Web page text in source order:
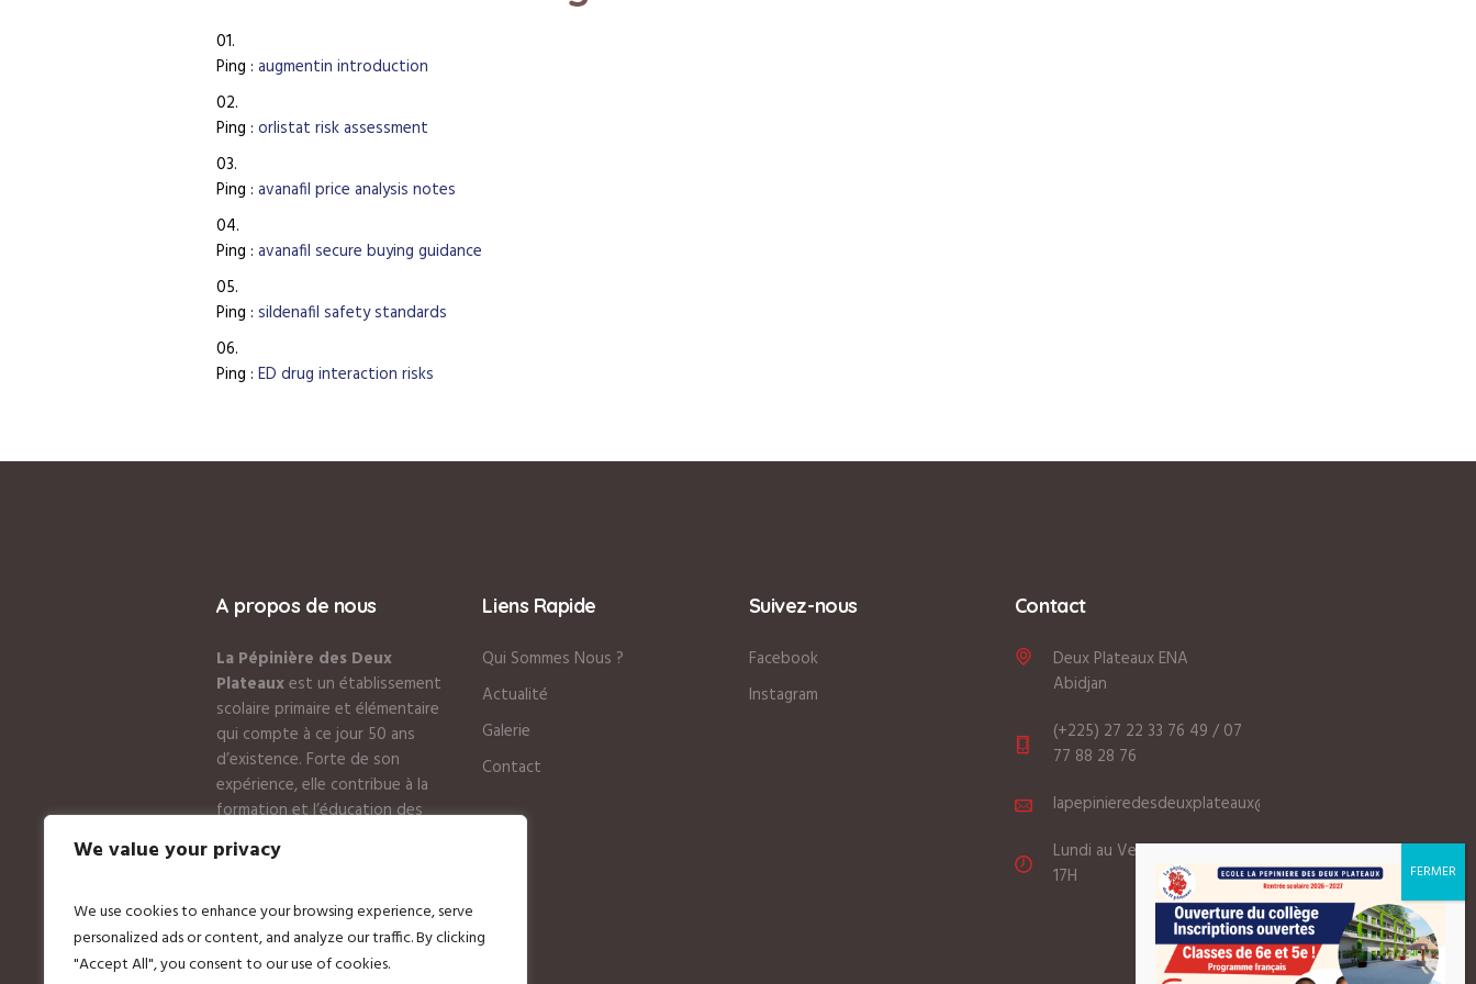
We value your privacy
We use cookies to enhance your browsing experience, serve
personalized ads or content, and analyze our traffic. By clicking
"Accept All", you consent to our use of cookies.
Ping : augmentin introduction
Ping : orlistat risk assessment
Ping : avanafil price analysis notes
Ping : avanafil secure buying guidance
Ping : sildenafil safety standards
Ping : ED drug interaction risks
A propos de nous
La Pépinière des Deux
Plateauxest un établissement
scolaire primaire et élémentaire
qui compte à ce jour 50 ans
d’existence. Forte de son
expérience, elle contribue à la
formation et l’éducation des
tous petits
Liens Rapide
Qui Sommes Nous ?
Actualité
Galerie
Contact
Suivez-nous
Facebook
Instagram
Contact
Deux Plateaux ENA
Abidjan
(+225) 27 22 33 76 49 / 07
77 88 28 76
lapepinieredesdeuxplateaux@gmail.com
Lundi au Vendredi: 8:00 -
17H